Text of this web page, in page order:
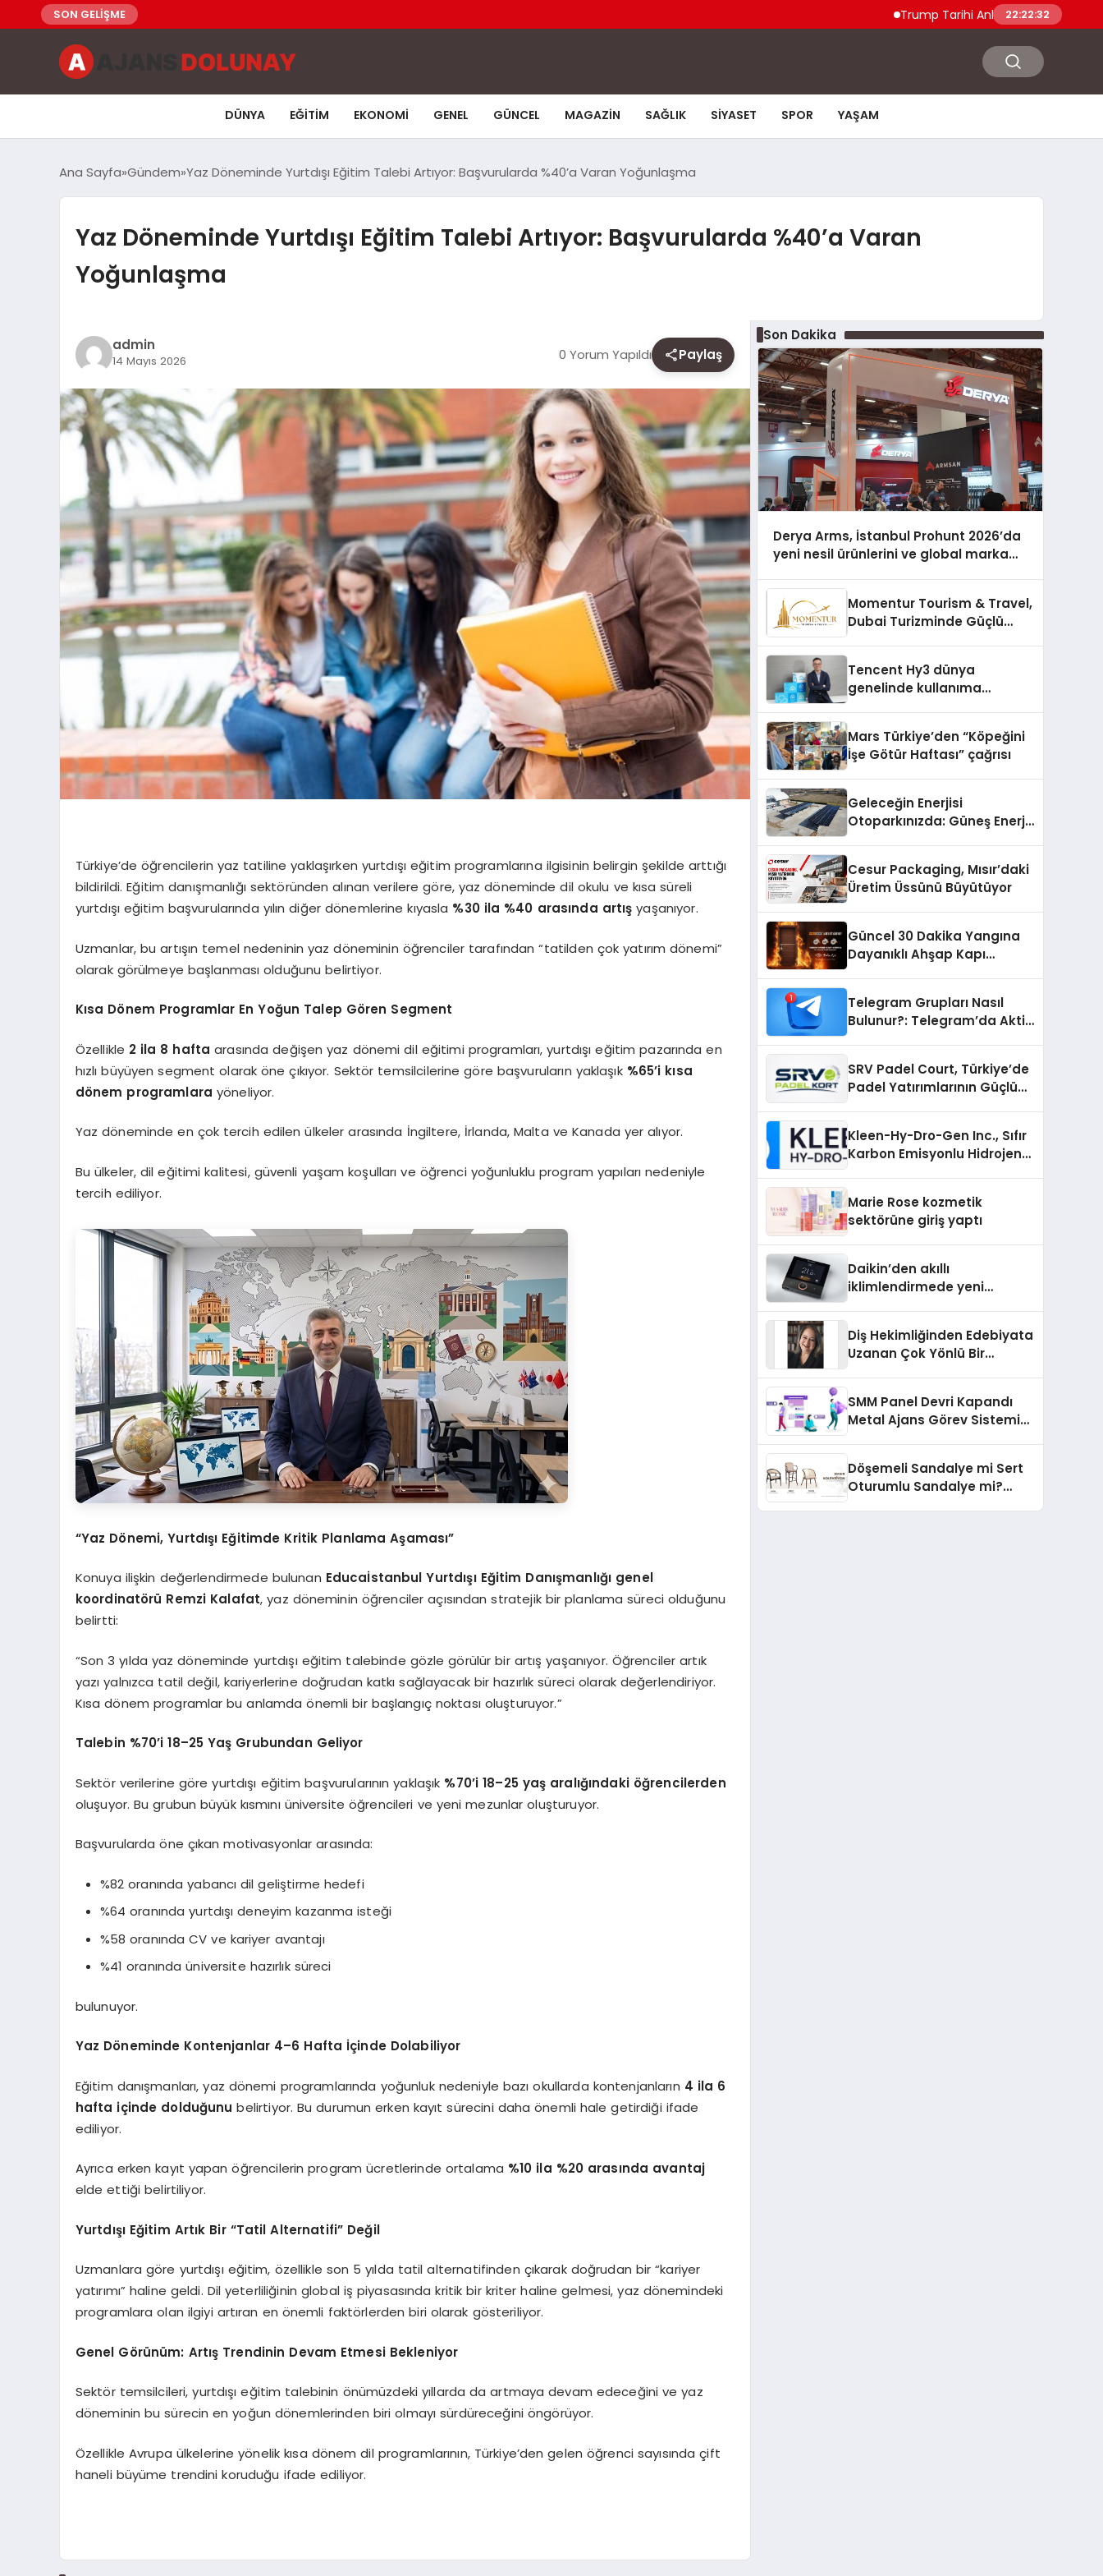
SON GELİŞME Trump Tarihi Anlaşma Duyurdu Hamas ve
22:22:33
DÜNYA EĞITIM EKONOMI GENEL GÜNCEL MAGAZIN SAĞLIK SIYASET SPOR YAŞAM
Ana Sayfa Gündem Yaz Döneminde Yurtdışı Eğitim Talebi Artıyor: Başvurularda %40’a Varan Yoğunlaşma
Yaz Döneminde Yurtdışı Eğitim Talebi Artıyor: Başvurularda %40’a Varan
Yoğunlaşma
admin
14 Mayıs 2026 0 Yorum Yapıldı Paylaş
Türkiye’de öğrencilerin yaz tatiline yaklaşırken yurtdışı eğitim programlarına ilgisinin belirgin şekilde arttığı
bildirildi. Eğitim danışmanlığı sektöründen alınan verilere göre, yaz döneminde dil okulu ve kısa süreli
yurtdışı eğitim başvurularında yılın diğer dönemlerine kıyasla %30 ila %40 arasında artış yaşanıyor.
Uzmanlar, bu artışın temel nedeninin yaz döneminin öğrenciler tarafından “tatilden çok yatırım dönemi”
olarak görülmeye başlanması olduğunu belirtiyor.
Kısa Dönem Programlar En Yoğun Talep Gören Segment
Özellikle 2 ila 8 hafta arasında değişen yaz dönemi dil eğitimi programları, yurtdışı eğitim pazarında en
hızlı büyüyen segment olarak öne çıkıyor. Sektör temsilcilerine göre başvuruların yaklaşık %65’i kısa
dönem programlara yöneliyor.
Yaz döneminde en çok tercih edilen ülkeler arasında İngiltere, İrlanda, Malta ve Kanada yer alıyor.
Bu ülkeler, dil eğitimi kalitesi, güvenli yaşam koşulları ve öğrenci yoğunluklu program yapıları nedeniyle
tercih ediliyor.
“Yaz Dönemi, Yurtdışı Eğitimde Kritik Planlama Aşaması”
Konuya ilişkin değerlendirmede bulunan Educaİstanbul Yurtdışı Eğitim Danışmanlığı genel
koordinatörü Remzi Kalafat, yaz döneminin öğrenciler açısından stratejik bir planlama süreci olduğunu
belirtti:
“Son 3 yılda yaz döneminde yurtdışı eğitim talebinde gözle görülür bir artış yaşanıyor. Öğrenciler artık
yazı yalnızca tatil değil, kariyerlerine doğrudan katkı sağlayacak bir hazırlık süreci olarak değerlendiriyor.
Kısa dönem programlar bu anlamda önemli bir başlangıç noktası oluşturuyor.”
Talebin %70’i 18–25 Yaş Grubundan Geliyor
Sektör verilerine göre yurtdışı eğitim başvurularının yaklaşık %70’i 18–25 yaş aralığındaki öğrencilerden
oluşuyor. Bu grubun büyük kısmını üniversite öğrencileri ve yeni mezunlar oluşturuyor.
Başvurularda öne çıkan motivasyonlar arasında:
%82 oranında yabancı dil geliştirme hedefi
%64 oranında yurtdışı deneyim kazanma isteği
%58 oranında CV ve kariyer avantajı
%41 oranında üniversite hazırlık süreci
bulunuyor.
Yaz Döneminde Kontenjanlar 4–6 Hafta İçinde Dolabiliyor
Eğitim danışmanları, yaz dönemi programlarında yoğunluk nedeniyle bazı okullarda kontenjanların 4 ila 6
hafta içinde dolduğunu belirtiyor. Bu durumun erken kayıt sürecini daha önemli hale getirdiği ifade
ediliyor.
Ayrıca erken kayıt yapan öğrencilerin program ücretlerinde ortalama %10 ila %20 arasında avantaj
elde ettiği belirtiliyor.
Yurtdışı Eğitim Artık Bir “Tatil Alternatifi” Değil
Uzmanlara göre yurtdışı eğitim, özellikle son 5 yılda tatil alternatifinden çıkarak doğrudan bir “kariyer
yatırımı” haline geldi. Dil yeterliliğinin global iş piyasasında kritik bir kriter haline gelmesi, yaz dönemindeki
programlara olan ilgiyi artıran en önemli faktörlerden biri olarak gösteriliyor.
Genel Görünüm: Artış Trendinin Devam Etmesi Bekleniyor
Sektör temsilcileri, yurtdışı eğitim talebinin önümüzdeki yıllarda da artmaya devam edeceğini ve yaz
döneminin bu sürecin en yoğun dönemlerinden biri olmayı sürdüreceğini öngörüyor.
Özellikle Avrupa ülkelerine yönelik kısa dönem dil programlarının, Türkiye’den gelen öğrenci sayısında çift
haneli büyüme trendini koruduğu ifade ediliyor.
Son Dakika
Derya Arms, İstanbul Prohunt 2026’da
yeni nesil ürünlerini ve global marka
Momentur Tourism & Travel,
Dubai Turizminde Güçlü
Tencent Hy3 dünya
genelinde kullanıma
Mars Türkiye’den “Köpeğini
İşe Götür Haftası” çağrısı
Geleceğin Enerjisi
Otoparkınızda: Güneş Enerjili
Cesur Packaging, Mısır’daki
Üretim Üssünü Büyütüyor
Güncel 30 Dakika Yangına
Dayanıklı Ahşap Kapı
Telegram Grupları Nasıl
Bulunur?: Telegram’da Aktif
SRV Padel Court, Türkiye’de
Padel Yatırımlarının Güçlü
Kleen-Hy-Dro-Gen Inc., Sıfır
Karbon Emisyonlu Hidrojen
Aldı
Marie Rose kozmetik
sektörüne giriş yaptı
Daikin’den akıllı
iklimlendirmede yeni
Diş Hekimliğinden Edebiyata
Uzanan Çok Yönlü Bir
SMM Panel Devri Kapandı
Metal Ajans Görev Sistemi
Döşemeli Sandalye mi Sert
Oturumlu Sandalye mi?